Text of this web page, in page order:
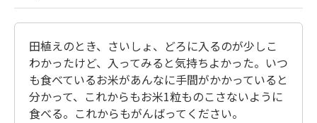
田植えのとき、さいしょ、どろに入るのが少しこ
わかったけど、入ってみると気持ちよかった。いつ
も食べているお米があんなに手間がかかっていると
分かって、これからもお米1粒ものこさないように
食べる。これからもがんばってください。